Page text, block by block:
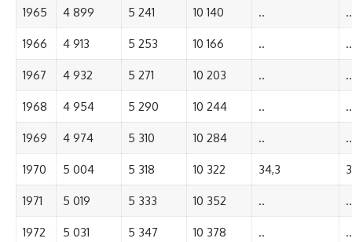
1965 4 899 5 241 10 140 .. ..
1966 4 913 5 253 10 166 .. ..
1967 4 932 5 271 10 203 .. ..
1968 4 954 5 290 10 244 .. ..
1969 4 974 5 310 10 284 .. ..
1970 5 004 5 318 10 322 34,3
1971 5 019 5 333 10 352 .. ..
1972 5 031 5 347 10 378 .. ..